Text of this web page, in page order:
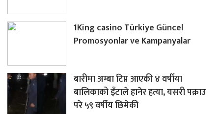
1King casino Türkiye Güncel
Promosyonlar ve Kampanyalar
बारीमा अम्बा टिप्न आएकी ४ वर्षीया
बालिकाको इँटाले हानेर हत्या, यसरी पक्राउ
परे ५९ वर्षीय छिमेकी